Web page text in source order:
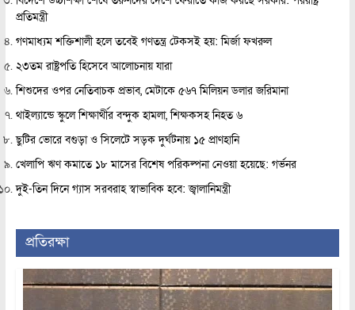
প্রতিমন্ত্রী
গণমাধ্যম শক্তিশালী হলে তবেই গণতন্ত্র টেকসই হয়: মির্জা ফখরুল
২৩তম রাষ্ট্রপতি হিসেবে আলোচনায় যারা
শিশুদের ওপর নেতিবাচক প্রভাব, মেটাকে ৫৬৭ মিলিয়ন ডলার জরিমানা
থাইল্যান্ডে স্কুলে শিক্ষার্থীর বন্দুক হামলা, শিক্ষকসহ নিহত ৬
ছুটির ভোরে বগুড়া ও সিলেটে সড়ক দুর্ঘটনায় ১৫ প্রাণহানি
খেলাপি ঋণ কমাতে ১৮ মাসের বিশেষ পরিকল্পনা নেওয়া হয়েছে: গর্ভনর
দুই-তিন দিনে গ্যাস সরবরাহ স্বাভাবিক হবে: জ্বালানিমন্ত্রী
প্রতিরক্ষা